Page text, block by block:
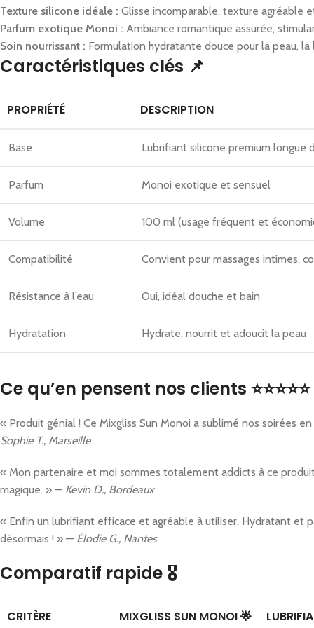
Texture silicone idéale : Glisse incomparable, texture agréable
Parfum exotique Monoi : Ambiance romantique assurée,
Soin nourrissant : Formulation hydratante douce pour la peau,
Caractéristiques clés 📌
PROPRIÉTÉ DESCRIPTION
Base Lubrifiant silicone premium longue
Parfum Monoi exotique et sensuel
Volume 100 ml (usage fréquent et
Compatibilité Convient pour massages intimes,
Résistance à l’eau Oui, idéal douche et bain
Hydratation Hydrate, nourrit et adoucit la peau
Ce qu’en pensent nos clients ⭐⭐⭐⭐⭐
« Produit génial ! Ce Mixgliss Sun Monoi a sublimé nos soirées
Sophie T., Marseille
« Mon partenaire et moi sommes totalement addicts à ce
magique. » — Kevin D., Bordeaux
« Enfin un lubrifiant efficace et agréable à utiliser. Hydratant et
désormais ! » — Élodie G., Nantes
Comparatif rapide 🎖️
CRITÈRE MIXGLISS SUN MONOI 🌟